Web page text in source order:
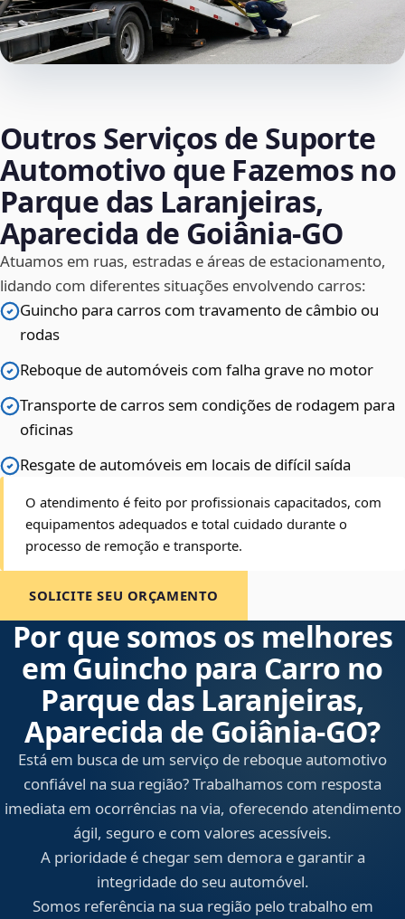
Outros Serviços de Suporte
Automotivo que Fazemos no
Parque das Laranjeiras,
Aparecida de Goiânia‑GO
Atuamos em ruas, estradas e áreas de estacionamento,
lidando com diferentes situações envolvendo carros:
Guincho para carros com travamento de câmbio ou
rodas
Reboque de automóveis com falha grave no motor
Transporte de carros sem condições de rodagem para
oficinas
Resgate de automóveis em locais de difícil saída
O atendimento é feito por profissionais capacitados, com
equipamentos adequados e total cuidado durante o
processo de remoção e transporte.
SOLICITE SEU ORÇAMENTO
Por que somos os melhores
em Guincho para Carro no
Parque das Laranjeiras,
Aparecida de Goiânia‑GO?
Está em busca de um serviço de reboque automotivo
confiável na sua região? Trabalhamos com resposta
imediata em ocorrências na via, oferecendo atendimento
ágil, seguro e com valores acessíveis.
A prioridade é chegar sem demora e garantir a
integridade do seu automóvel.
Somos referência na sua região pelo trabalho em